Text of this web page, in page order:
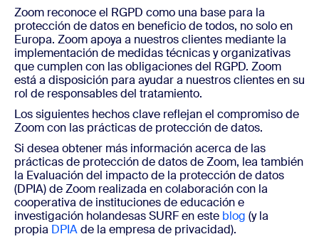
Zoom reconoce el RGPD como una base para la
protección de datos en beneficio de todos, no solo en
Europa. Zoom apoya a nuestros clientes mediante la
implementación de medidas técnicas y organizativas
que cumplen con las obligaciones del RGPD. Zoom
está a disposición para ayudar a nuestros clientes en su
rol de responsables del tratamiento.
Los siguientes hechos clave reflejan el compromiso de
Zoom con las prácticas de protección de datos.
Si desea obtener más información acerca de las
prácticas de protección de datos de Zoom, lea también
la Evaluación del impacto de la protección de datos
(DPIA) de Zoom realizada en colaboración con la
cooperativa de instituciones de educación e
investigación holandesas SURF en este blog (y la
propia DPIAde la empresa de privacidad).